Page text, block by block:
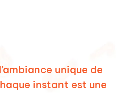
unique de
instant est une